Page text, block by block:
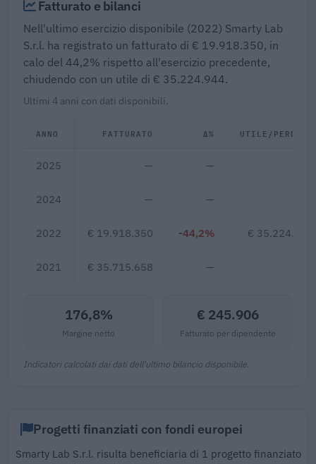
Fatturato e bilanci
Nell'ultimo esercizio disponibile (2022) Smarty Lab
S.r.l. ha registrato un fatturato di € 19.918.350, in
calo del 44,2% rispetto all'esercizio precedente,
chiudendo con un utile di € 35.224.944.
Ultimi 4 anni con dati disponibili.
ANNO FATTURATO Δ% UTILE/PERDITA
2025 — —
2024 — —
2022 € 19.918.350 -44,2% € 35.224.944
2021 € 35.715.658 —
176,8%
Margine netto
€ 245.906
Fatturato per dipendente
Indicatori calcolati dai dati dell'ultimo bilancio disponibile.
Progetti finanziati con fondi europei
Smarty Lab S.r.l. risulta beneficiaria di 1 progetto finanziato